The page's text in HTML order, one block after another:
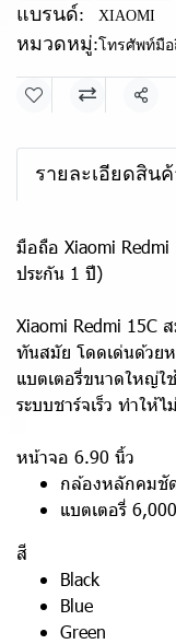
แบรนด์: XIAOMI
หมวดหมู่: โทรศัพท์มื
แชร์
รายละเอียดสินค้
มือถือ Xiaomi Redmi
ประกัน 1 ปี)
Xiaomi Redmi 15C
ทันสมัย โดดเด่นด้วย
แบตเตอรี่ขนาดใหญ่ใ
ระบบชาร์จเร็ว ทำให้
หน้าจอ 6.90 นิ้ว
กล้องหลักคมชั
แบตเตอรี่
สี
Black
Blue
Green